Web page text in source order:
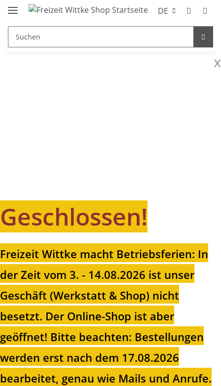
DE
x
Geschlossen!
Freizeit Wittke macht Betriebsferien: In
der Zeit vom 3. - 14.08.2026 ist unser
Geschäft (Werkstatt & Shop) nicht
besetzt. Der Online-Shop ist aber
geöffnet! Bitte beachten: Bestellungen
werden erst nach dem 17.08.2026
bearbeitet, genau wie Mails und Anrufe.